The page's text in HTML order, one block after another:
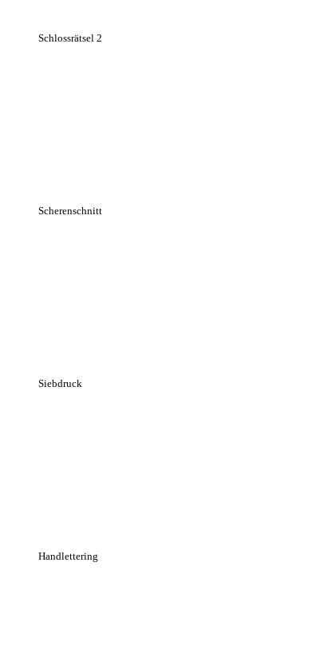
Schlossrätsel 2
Scherenschnitt
Siebdruck
Handlettering